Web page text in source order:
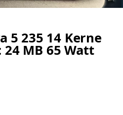
5 235 14 Kerne
24 MB 65 Watt